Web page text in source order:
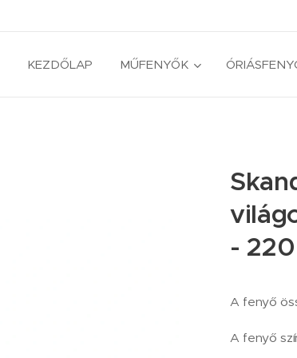
KEZDŐLAP MŰFENYŐK
-
A fenyő
A fenyő